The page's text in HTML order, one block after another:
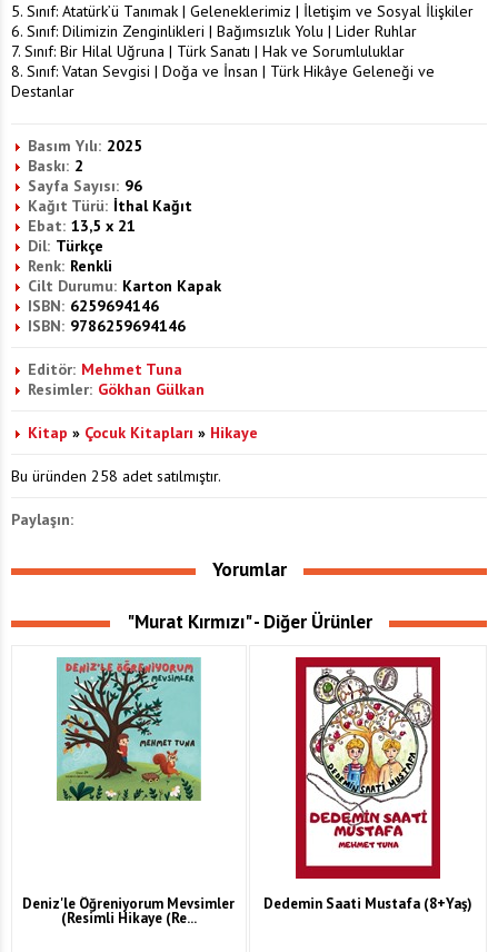
5. Sınıf: Atatürk’ü Tanımak | Geleneklerimiz | İletişim ve Sosyal İlişkiler
6. Sınıf: Dilimizin Zenginlikleri | Bağımsızlık Yolu | Lider Ruhlar
7. Sınıf: Bir Hilal Uğruna | Türk Sanatı | Hak ve Sorumluluklar
8. Sınıf: Vatan Sevgisi | Doğa ve İnsan | Türk Hikâye Geleneği ve
Destanlar
Basım Yılı: 2025
Baskı: 2
Sayfa Sayısı: 96
Kağıt Türü: İthal Kağıt
Ebat: 13,5 x 21
Dil: Türkçe
Renk: Renkli
Cilt Durumu: Karton Kapak
ISBN: 6259694146
ISBN: 9786259694146
Editör: Mehmet Tuna
Resimler: Gökhan Gülkan
Kitap » Çocuk Kitapları » Hikaye
Bu üründen 258 adet satılmıştır.
Paylaşın:
Yorumlar
"Murat Kırmızı" - Diğer Ürünler
Deniz'le Öğreniyorum Mevsimler
(Resimli Hikaye (Re...
Dedemin Saati Mustafa (8+Yaş)